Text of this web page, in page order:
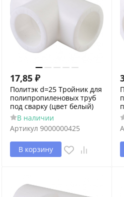
17,85 ₽
Политэк d=25 Тройник для
полипропиленовых труб
под сварку (цвет белый)
В наличии
Артикул 9000000425
В корзину